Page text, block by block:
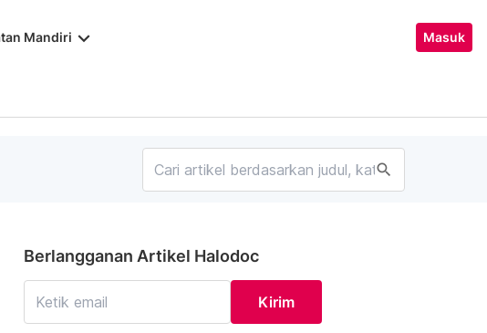
Mandiri keyboard_arrow_down Masuk
search
Berlangganan Artikel Halodoc
Kirim